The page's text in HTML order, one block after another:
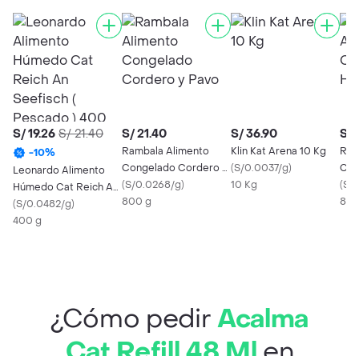
S/ 19.26 S/ 21.40
-10%
Leonardo Alimento
Húmedo Cat Reich An
Seefisch ( Pescado )
400 Gr
(S/0.0482/g)
400 g
S/ 21.40
Rambala Alimento
Congelado Cordero y
Pavo
(S/0.0268/g)
800 g
S/ 36.90
Klin Kat Arena 10 Kg
(S/0.0037/g)
10 Kg
S/
(S/
¿Cómo pedirAcalma